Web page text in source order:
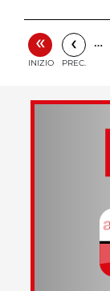
«
INIZIO
‹
PREC.
…